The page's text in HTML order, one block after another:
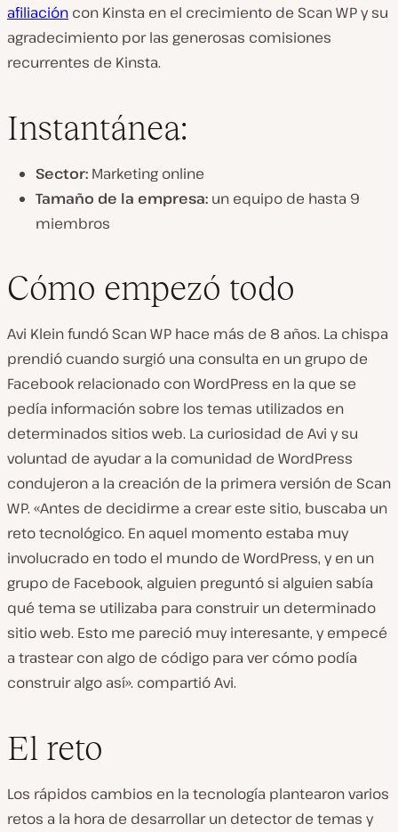
afiliación con Kinsta en el crecimiento de Scan WP y su
agradecimiento por las generosas comisiones
recurrentes de Kinsta.
Instantánea:
Sector: Marketing online
Tamaño de la empresa: un equipo de hasta 9
miembros
Cómo empezó todo
Avi Klein fundó Scan WP hace más de 8 años. La chispa
prendió cuando surgió una consulta en un grupo de
Facebook relacionado con WordPress en la que se
pedía información sobre los temas utilizados en
determinados sitios web. La curiosidad de Avi y su
voluntad de ayudar a la comunidad de WordPress
condujeron a la creación de la primera versión de Scan
WP. «Antes de decidirme a crear este sitio, buscaba un
reto tecnológico. En aquel momento estaba muy
involucrado en todo el mundo de WordPress, y en un
grupo de Facebook, alguien preguntó si alguien sabía
qué tema se utilizaba para construir un determinado
sitio web. Esto me pareció muy interesante, y empecé
a trastear con algo de código para ver cómo podía
construir algo así». compartió Avi.
El reto
Los rápidos cambios en la tecnología plantearon varios
retos a la hora de desarrollar un detector de temas y